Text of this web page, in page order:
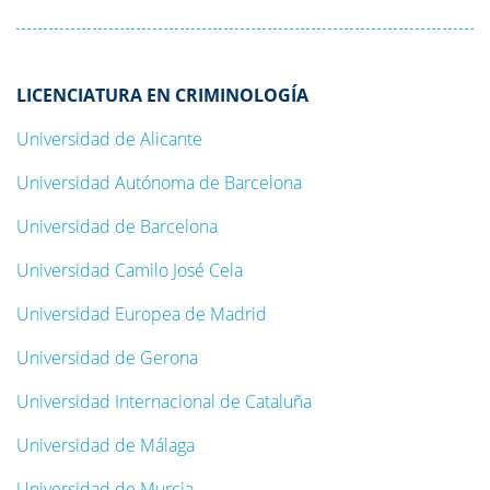
LICENCIATURA EN CRIMINOLOGÍA
Universidad de Alicante
Universidad Autónoma de Barcelona
Universidad de Barcelona
Universidad Camilo José Cela
Universidad Europea de Madrid
Universidad de Gerona
Universidad Internacional de Cataluña
Universidad de Málaga